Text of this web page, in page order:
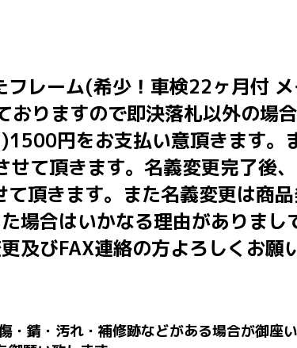
フレーム(希少！車検22ヶ月付
りますので即決落札以外の場
円をお支払い意頂きます。
て頂きます。名義変更完了後
頂きます。また名義変更は商
場合はいかなる理由がありまし
及びFAX連絡の方よろしくお願
錆・汚れ・補修跡などがある場合が御座